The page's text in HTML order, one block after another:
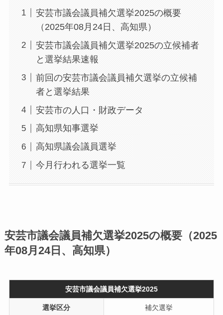
安芸市議会議員補欠選挙2025の概要
（2025年08月24日、高知県）
安芸市議会議員補欠選挙2025の立候補者
と選挙結果速報
前回の安芸市議会議員補欠選挙の立候補
者と選挙結果
安芸市の人口・財政データ
高知県知事選挙
高知県議会議員選挙
今月行われる選挙一覧
安芸市議会議員補欠選挙2025の概要（2025
年08月24日、高知県）
安芸市議会議員補欠選挙2025
選挙区分 補欠選挙